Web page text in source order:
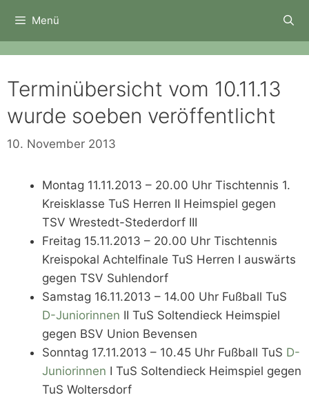
Inhalt
springen
Menü
Terminübersicht vom 10.11.13
wurde soeben veröffentlicht
10. November 2013
Montag 11.11.2013 – 20.00 Uhr Tischtennis 1.
Kreisklasse TuS Herren II Heimspiel gegen
TSV Wrestedt-Stederdorf III
Freitag 15.11.2013 – 20.00 Uhr Tischtennis
Kreispokal Achtelfinale TuS Herren I auswärts
gegen TSV Suhlendorf
Samstag 16.11.2013 – 14.00 Uhr Fußball TuS
D-Juniorinnen II TuS Soltendieck Heimspiel
gegen BSV Union Bevensen
Sonntag 17.11.2013 – 10.45 Uhr Fußball TuS D-
Juniorinnen I TuS Soltendieck Heimspiel gegen
TuS Woltersdorf